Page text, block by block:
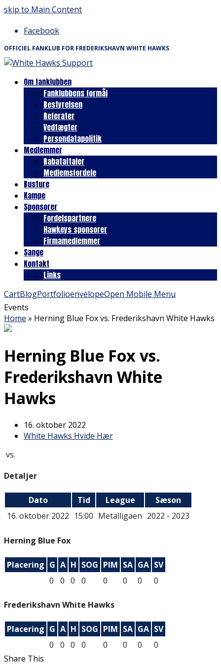
skip to Main Content
Facebook
OFFICIEL FANKLUB FOR FREDERIKSHAVN WHITE HAWKS
Om fanklubben
Fanklubbens formål
Bestyrelsen
Referater
Vedtægter
Persondatapolitik
Medlemmer
Rabataftaler
Medlemsfordele
Busture
Kampe
Sponsorer
Fordelspartnere
Hawkeys sponsorer
Firmamedlemmer
Sange
Kontakt
Links
CartBlogPortfolioenvelopeOpen Mobile Menu
Events
Home » Herning Blue Fox vs. Frederikshavn White Hawks
Herning Blue Fox vs.
Frederikshavn White
Hawks
16. oktober 2022
White Hawks Hvide Hær
vs.
Detaljer
Dato Tid League
Sæson
16. oktober 2022 15:00 Metalligaen 2022 - 2023
Herning Blue Fox
Placering G A H SOG PIM SA GA SV
0
0 0 0 0 0 0 0
Frederikshavn White Hawks
Placering G A H SOG PIM SA GA SV
0
0 0 0 0 0 0
0
Share This